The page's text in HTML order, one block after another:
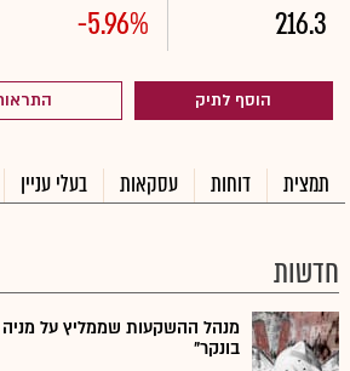
216.3
-5.96%
הוסף לתיק
תמצית דוחות עסקאות בעלי עניין
חדשות
מנהל ההשקעות שממליץ על
בונקר"